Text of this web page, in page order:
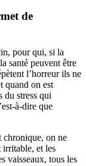
de
pour qui, si la
santé peuvent être
l’horreur ils ne
quand on est
du stress qui
à-dire que
chronique, on ne
irritable, et les
vaisseaux, tous les